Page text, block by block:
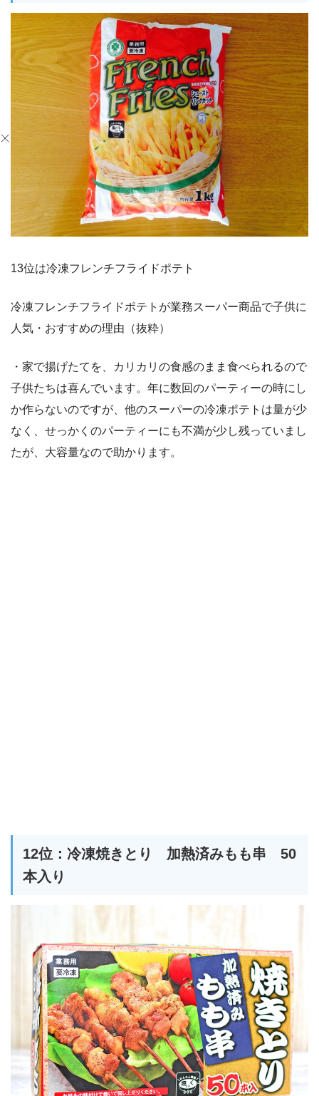
13位は冷凍フレンチフライドポテト
冷凍フレンチフライドポテトが業務スーパー商品で子供に
人気・おすすめの理由（抜粋）
・家で揚げたてを、カリカリの食感のまま食べられるので
子供たちは喜んでいます。年に数回のパーティーの時にし
か作らないのですが、他のスーパーの冷凍ポテトは量が少
なく、せっかくのパーティーにも不満が少し残っていまし
たが、大容量なので助かります。
12位：冷凍焼きとり 加熱済みもも串 50
本入り